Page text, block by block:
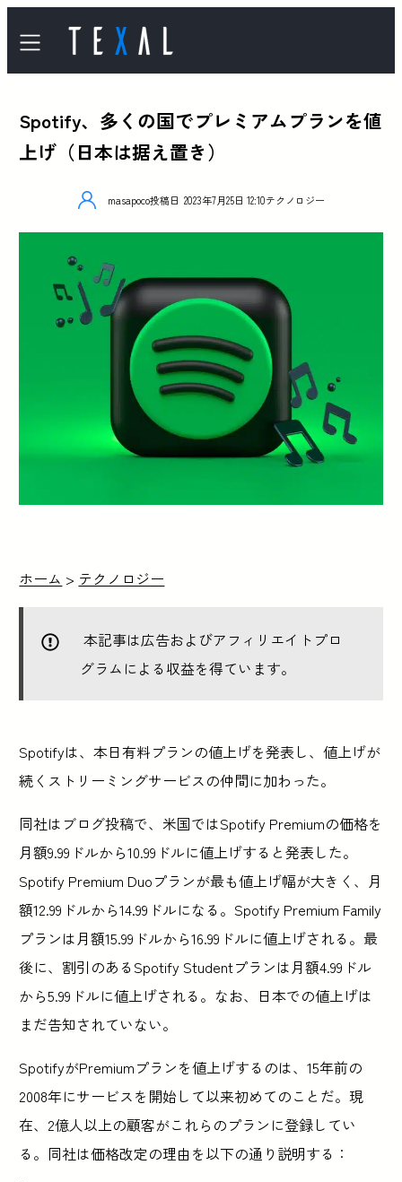
Spotify、多くの国でプレミアムプランを値
上げ（日本は据え置き）
masapoco投稿日 2023年7月25日 12:10テクノロジー
ホーム > テクノロジー
本記事は広告およびアフィリエイトプロ
グラムによる収益を得ています。
Spotifyは、本日有料プランの値上げを発表し、値上げが
続くストリーミングサービスの仲間に加わった。
同社はブログ投稿で、米国ではSpotify Premiumの価格を
月額9.99ドルから10.99ドルに値上げすると発表した。
Spotify Premium Duoプランが最も値上げ幅が大きく、月
額12.99ドルから14.99ドルになる。Spotify Premium Family
プランは月額15.99ドルから16.99ドルに値上げされる。最
後に、割引のあるSpotify Studentプランは月額4.99ドル
から5.99ドルに値上げされる。なお、日本での値上げは
まだ告知されていない。
SpotifyがPremiumプランを値上げするのは、15年前の
2008年にサービスを開始して以来初めてのことだ。現
在、2億人以上の顧客がこれらのプランに登録してい
る。同社は価格改定の理由を以下の通り説明する：